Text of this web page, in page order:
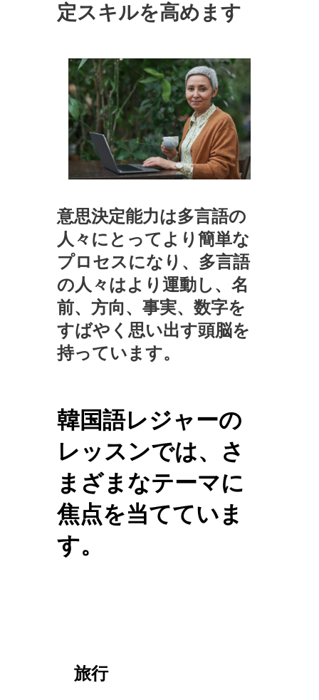
定スキルを高めます
意思決定能力は多言語の
人々にとってより簡単な
プロセスになり、多言語
の人々はより運動し、名
前、方向、事実、数字を
すばやく思い出す頭脳を
持っています。
韓国語レジャーの
レッスンでは、さ
まざまなテーマに
焦点を当てていま
す。
旅行